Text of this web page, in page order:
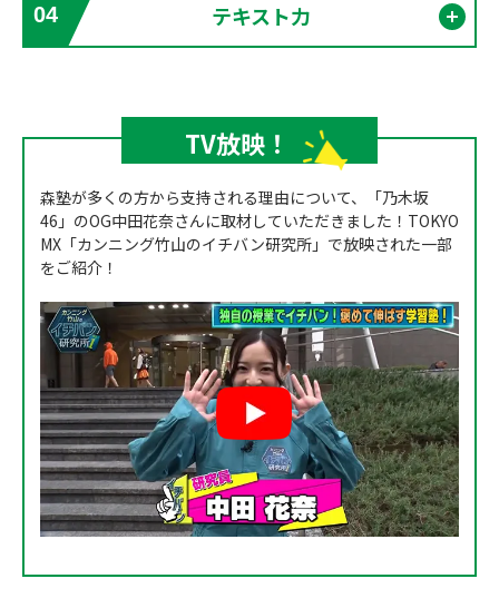
04 テキスト力
TV放映！
森塾が多くの方から支持される理由について、「乃木坂
46」のOG中田花奈さんに取材していただきました！TOKYO
MX「カンニング竹山のイチバン研究所」で放映された一部
をご紹介！